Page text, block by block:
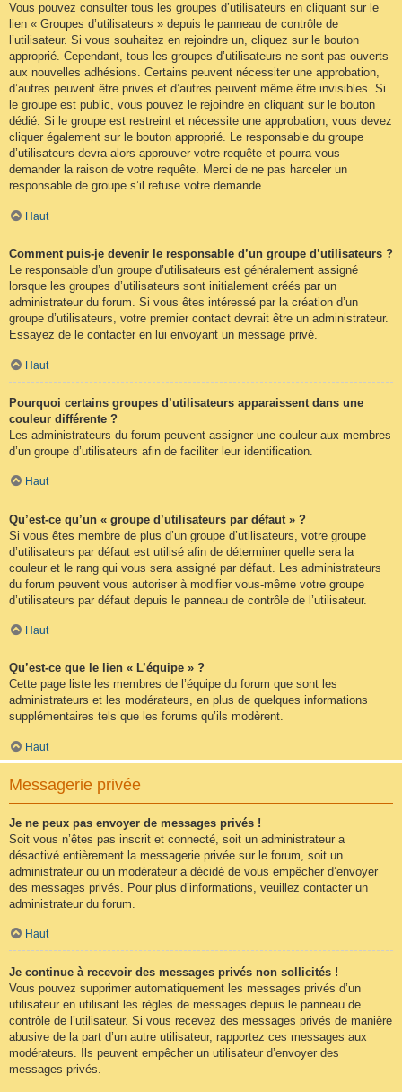
Vous pouvez consulter tous les groupes d’utilisateurs en cliquant sur le
lien « Groupes d’utilisateurs » depuis le panneau de contrôle de
l’utilisateur. Si vous souhaitez en rejoindre un, cliquez sur le bouton
approprié. Cependant, tous les groupes d’utilisateurs ne sont pas ouverts
aux nouvelles adhésions. Certains peuvent nécessiter une approbation,
d’autres peuvent être privés et d’autres peuvent même être invisibles. Si
le groupe est public, vous pouvez le rejoindre en cliquant sur le bouton
dédié. Si le groupe est restreint et nécessite une approbation, vous devez
cliquer également sur le bouton approprié. Le responsable du groupe
d’utilisateurs devra alors approuver votre requête et pourra vous
demander la raison de votre requête. Merci de ne pas harceler un
responsable de groupe s’il refuse votre demande.
Haut
Comment puis-je devenir le responsable d’un groupe d’utilisateurs ?
Le responsable d’un groupe d’utilisateurs est généralement assigné
lorsque les groupes d’utilisateurs sont initialement créés par un
administrateur du forum. Si vous êtes intéressé par la création d’un
groupe d’utilisateurs, votre premier contact devrait être un administrateur.
Essayez de le contacter en lui envoyant un message privé.
Haut
Pourquoi certains groupes d’utilisateurs apparaissent dans une
couleur différente ?
Les administrateurs du forum peuvent assigner une couleur aux membres
d’un groupe d’utilisateurs afin de faciliter leur identification.
Haut
Qu’est-ce qu’un « groupe d’utilisateurs par défaut » ?
Si vous êtes membre de plus d’un groupe d’utilisateurs, votre groupe
d’utilisateurs par défaut est utilisé afin de déterminer quelle sera la
couleur et le rang qui vous sera assigné par défaut. Les administrateurs
du forum peuvent vous autoriser à modifier vous-même votre groupe
d’utilisateurs par défaut depuis le panneau de contrôle de l’utilisateur.
Haut
Qu’est-ce que le lien « L’équipe » ?
Cette page liste les membres de l’équipe du forum que sont les
administrateurs et les modérateurs, en plus de quelques informations
supplémentaires tels que les forums qu’ils modèrent.
Haut
Messagerie privée
Je ne peux pas envoyer de messages privés !
Soit vous n’êtes pas inscrit et connecté, soit un administrateur a
désactivé entièrement la messagerie privée sur le forum, soit un
administrateur ou un modérateur a décidé de vous empêcher d’envoyer
des messages privés. Pour plus d’informations, veuillez contacter un
administrateur du forum.
Haut
Je continue à recevoir des messages privés non sollicités !
Vous pouvez supprimer automatiquement les messages privés d’un
utilisateur en utilisant les règles de messages depuis le panneau de
contrôle de l’utilisateur. Si vous recevez des messages privés de manière
abusive de la part d’un autre utilisateur, rapportez ces messages aux
modérateurs. Ils peuvent empêcher un utilisateur d’envoyer des
messages privés.